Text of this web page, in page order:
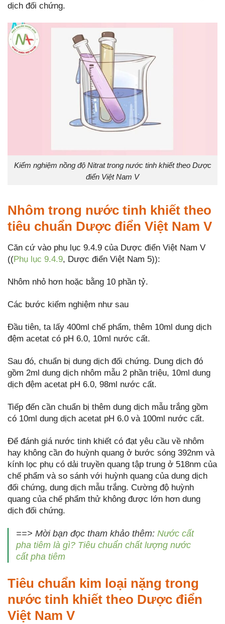
dịch đối chứng.
Kiểm nghiệm nồng độ Nitrat trong nước tinh khiết theo Dược
điển Việt Nam V
Nhôm trong nước tinh khiết theo
tiêu chuẩn Dược điển Việt Nam V
Căn cứ vào phụ lục 9.4.9 của Dược điển Việt Nam V
((Phụ lục 9.4.9, Dược điển Việt Nam 5)):
Nhôm nhỏ hơn hoặc bằng 10 phần tỷ.
Các bước kiểm nghiệm như sau
Đầu tiên, ta lấy 400ml chế phẩm, thêm 10ml dung dịch
đệm acetat có pH 6.0, 10ml nước cất.
Sau đó, chuẩn bị dung dịch đối chứng. Dung dịch đó
gồm 2ml dung dịch nhôm mẫu 2 phần triệu, 10ml dung
dịch đệm acetat pH 6.0, 98ml nước cất.
Tiếp đến cần chuẩn bị thêm dung dịch mẫu trắng gồm
có 10ml dung dịch acetat pH 6.0 và 100ml nước cất.
Để đánh giá nước tinh khiết có đạt yêu cầu về nhôm
hay không cần đo huỳnh quang ở bước sóng 392nm và
kính lọc phụ có dải truyền quang tập trung ở 518nm của
chế phẩm và so sánh với huỳnh quang của dung dịch
đối chứng, dung dịch mẫu trắng. Cường độ huỳnh
quang của chế phẩm thử không được lớn hơn dung
dịch đối chứng.
==> Mời bạn đọc tham khảo thêm: Nước cất
pha tiêm là gì? Tiêu chuẩn chất lượng nước
cất pha tiêm
Tiêu chuẩn kim loại nặng trong
nước tinh khiết theo Dược điển
Việt Nam V